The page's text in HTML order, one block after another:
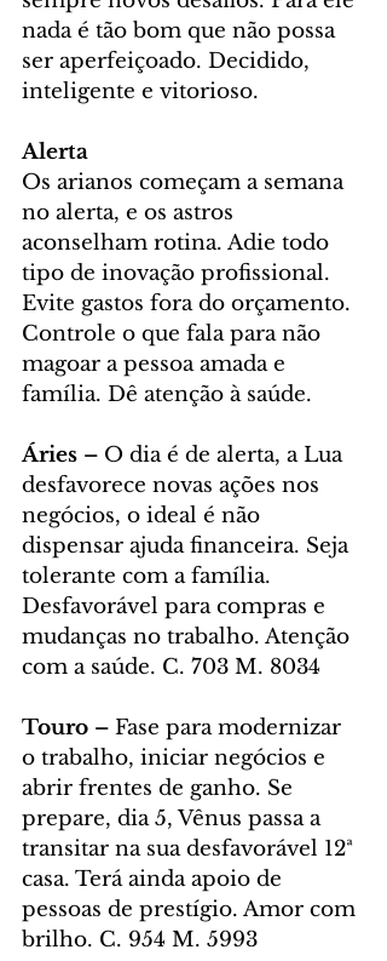
nada é tão bom que não possa
ser aperfeiçoado. Decidido,
inteligente e vitorioso.
Alerta
Os arianos começam a semana
no alerta, e os astros
aconselham rotina. Adie todo
tipo de inovação profissional.
Evite gastos fora do orçamento.
Controle o que fala para não
magoar a pessoa amada e
família. Dê atenção à saúde.
Áries – O dia é de alerta, a Lua
desfavorece novas ações nos
negócios, o ideal é não
dispensar ajuda financeira. Seja
tolerante com a família.
Desfavorável para compras e
mudanças no trabalho. Atenção
com a saúde. C. 703 M. 8034
Touro – Fase para modernizar
o trabalho, iniciar negócios e
abrir frentes de ganho. Se
prepare, dia 5, Vênus passa a
transitar na sua desfavorável 12ª
casa. Terá ainda apoio de
pessoas de prestígio. Amor com
brilho. C. 954 M. 5993